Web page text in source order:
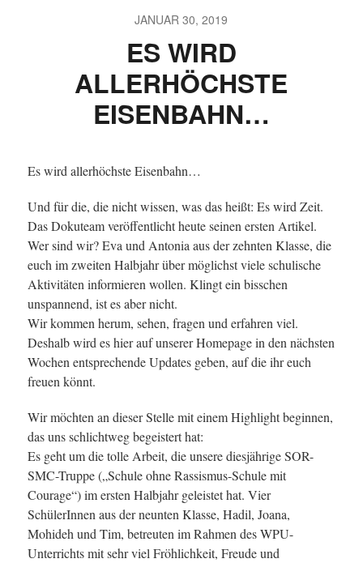
JANUAR 30, 2019
ES WIRD
ALLERHÖCHSTE
EISENBAHN…
Es wird allerhöchste Eisenbahn…
Und für die, die nicht wissen, was das heißt: Es wird Zeit.
Das Dokuteam veröffentlicht heute seinen ersten Artikel.
Wer sind wir? Eva und Antonia aus der zehnten Klasse, die
euch im zweiten Halbjahr über möglichst viele schulische
Aktivitäten informieren wollen. Klingt ein bisschen
unspannend, ist es aber nicht.
Wir kommen herum, sehen, fragen und erfahren viel.
Deshalb wird es hier auf unserer Homepage in den nächsten
Wochen entsprechende Updates geben, auf die ihr euch
freuen könnt.
Wir möchten an dieser Stelle mit einem Highlight beginnen,
das uns schlichtweg begeistert hat:
Es geht um die tolle Arbeit, die unsere diesjährige SOR-
SMC-Truppe („Schule ohne Rassismus-Schule mit
Courage“) im ersten Halbjahr geleistet hat. Vier
SchülerInnen aus der neunten Klasse, Hadil, Joana,
Mohideh und Tim, betreuten im Rahmen des WPU-
Unterrichts mit sehr viel Fröhlichkeit, Freude und